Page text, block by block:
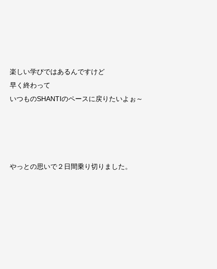
楽しい学びではあるんですけど
早く終わって
いつものSHANTIのペースに戻りたいよぉ～
やっとの思いで２日間乗り切りました。